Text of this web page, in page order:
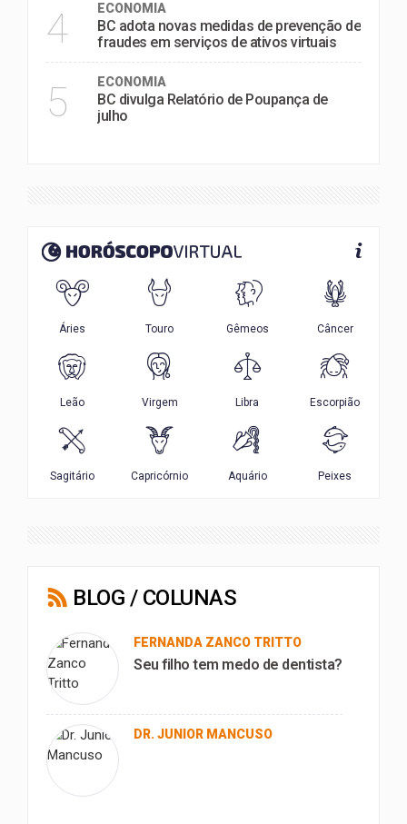
4 ECONOMIA
BC adota novas medidas de prevenção de
fraudes em serviços de ativos virtuais
5 ECONOMIA
BC divulga Relatório de Poupança de
julho
BLOG / COLUNAS
FERNANDA ZANCO TRITTO
Seu filho tem medo de dentista?
DR. JUNIOR MANCUSO